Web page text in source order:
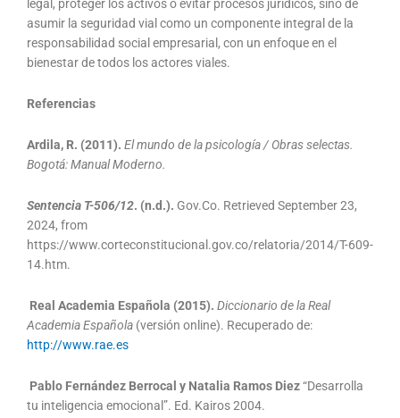
legal, proteger los activos o evitar procesos jurídicos, sino de
asumir la seguridad vial como un componente integral de la
responsabilidad social empresarial, con un enfoque en el
bienestar de todos los actores viales.
Referencias
Ardila, R. (2011). El mundo de la psicología / Obras selectas.
Bogotá: Manual Moderno.
Sentencia T-506/12. (n.d.). Gov.Co. Retrieved September 23,
2024, from
https://www.corteconstitucional.gov.co/relatoria/2014/T-609-
14.htm.
Real Academia Española (2015). Diccionario de la Real
Academia Española (versión online). Recuperado de:
http://www.rae.es
Pablo Fernández Berrocal y Natalia Ramos Diez“Desarrolla
tu inteligencia emocional”. Ed. Kairos 2004.